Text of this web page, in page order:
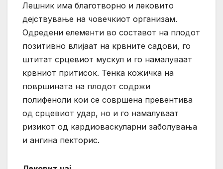
Лешник има благотворно и лековито
дејствување на човечкиот организам.
Одредени елементи во составот на плодот
позитивно влијаат на крвните садови, го
штитат срцевиот мускул и го намалуваат
крвниот притисок. Тенка кожичка на
површината на плодот содржи
полифеноли кои се совршена превентива
од срцевиот удар, но и го намалуваат
ризикот од кардиоваскуларни заболувања
и ангина пекторис.